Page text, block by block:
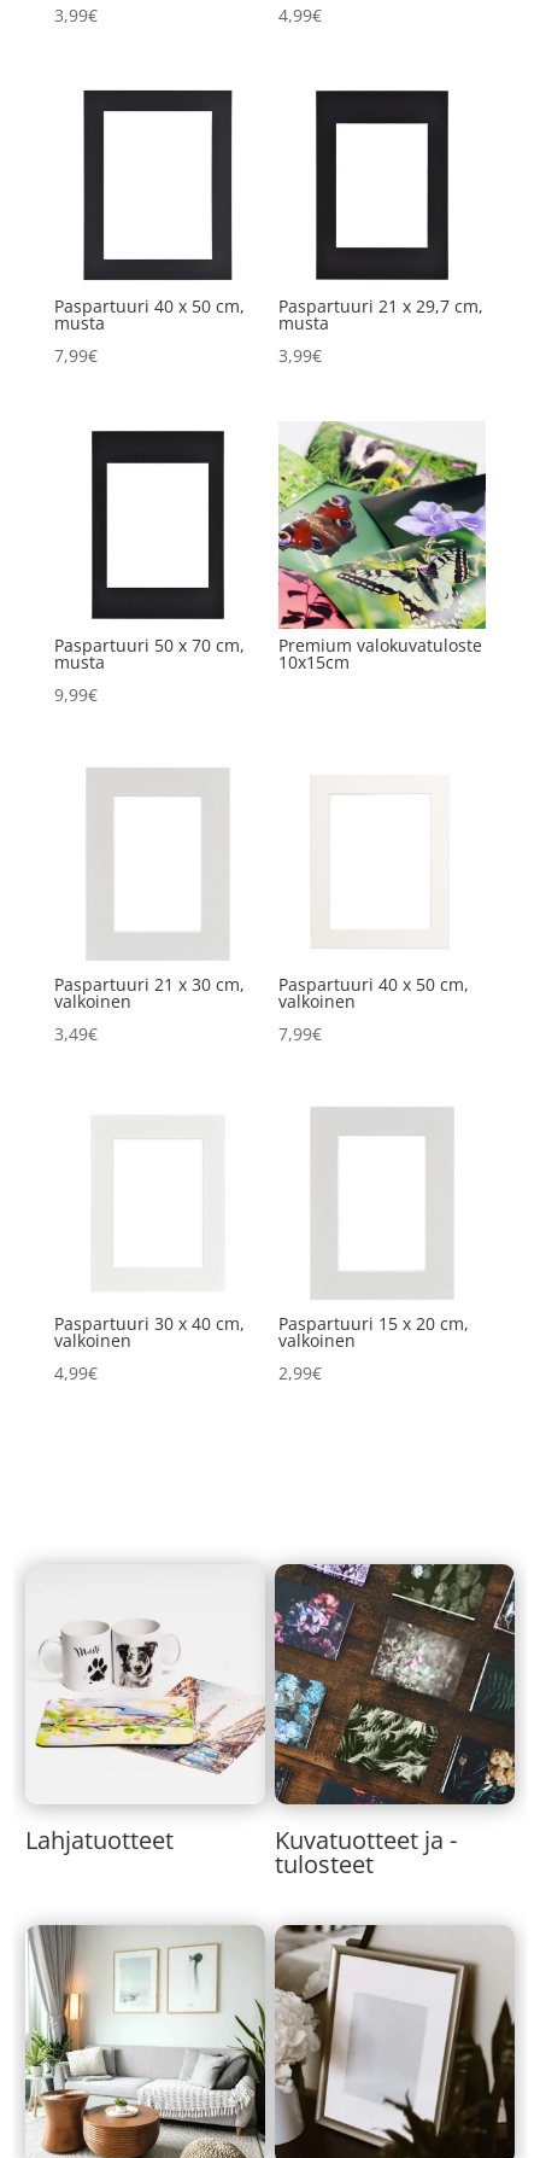
3,99€ 4,99€
Paspartuuri 40 x 50 cm,
musta
7,99€
Paspartuuri 21 x 29,7 cm,
musta
3,99€
Paspartuuri 50 x 70 cm,
musta
9,99€
Premium valokuvatuloste
10x15cm
Paspartuuri 21 x 30 cm,
valkoinen
3,49€
Paspartuuri 40 x 50 cm,
valkoinen
7,99€
Paspartuuri 30 x 40 cm,
valkoinen
4,99€
Paspartuuri 15 x 20 cm,
valkoinen
2,99€
Lahjatuotteet Kuvatuotteet ja -
tulosteet